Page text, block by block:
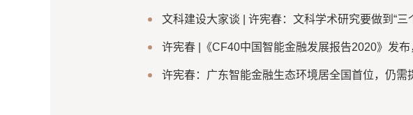
授张晓波、阿里研究院政研中心主任刘明、清华大学社会
珂、中国社会科学院财经战略研究院研究员汪德华、清华
授、...